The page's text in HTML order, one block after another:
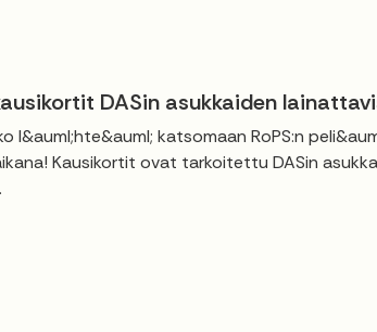
DASin asukkaiden
l&auml;hte&auml; katsomaan RoPS:n
Kausikortit ovat tarkoitettu DASin